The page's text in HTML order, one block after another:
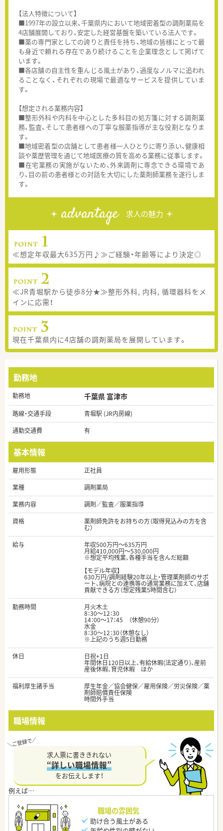
【法人特徴について】
■1997年の設立以来、千葉県内において地域密着型の調剤薬局を
4店舗展開しており、安定した経営基盤を築いている法人です。
■薬の専門家としての誇りと責任を持ち、地域の皆様にとって最
も身近で頼れる存在であり続けることを企業理念として掲げて
います。
■各店舗の自主性を重んじる風土があり、過度なノルマに追われ
ることなく、それぞれの現場で最適なサービスを提供していま
す。
【想定される業務内容】
■整形外科や内科を中心とした多科目の処方箋に対する調剤業
務、監査、そして患者様への丁寧な服薬指導が主な役割となりま
す。
■地域密着型の店舗として患者様一人ひとりに寄り添い、健康相
談や薬歴管理を通じて地域医療の質を高める業務に従事します。
■在宅業務の実施がないため、外来調剤に専念できる環境であ
り、目の前の患者様との対話を大切にした薬剤師業務を遂行しま
す。
advantage 求人の魅力
≪想定年収最大635万円♪≫ご経験・年齢等により決定◎
≪JR青堀駅から徒歩8分★≫整形外科, 内科, 循環器科をメ
インに応需！
現在千葉県内に4店舗の調剤薬局を展開しています。
勤務地
勤務地 千葉県 富津市
路線・交通手段
青堀駅 (JR内房線)
通勤交通費
有
基本情報
雇用形態
正社員
業種
調剤薬局
業務内容
調剤／監査／服薬指導
資格
薬剤師免許をお持ちの方（取得見込みの方を含
む）
給与
年収500万円～635万円
月給410,000円～530,000円
※想定平均残業、各種手当を含んだ総額
【モデル年収】
630万円/調剤経験20年以上・管理薬剤師のサポ
ート、病院との連携等の通常業務に加えて、店舗
貢献できる方（想定残業5時間含む）
勤務時間
月火木土
8：30～12：30
14：00～17：45 （休憩90分）
水金
8：30～12：30（休憩なし）
※上記のうち週5日勤務
休日
日祝+1日
年間休日120日以上、有給休暇(法定通り)、産前
産後休暇、育児休暇 ほか
福利厚生諸手当
厚生年金／協会健保／雇用保険／労災保険／薬
剤師賠償責任保険
時間外手当
職場情報
求人票に書ききれない
“詳しい職場情報”
をお伝えします！
職場の雰囲気
助け合う風土がある